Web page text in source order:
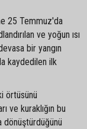
25 Temmuz'da
ve yoğun ısı
bir yangın
kaydedilen ilk
örtüsünü
ve kuraklığın bu
dönüştürdüğünü